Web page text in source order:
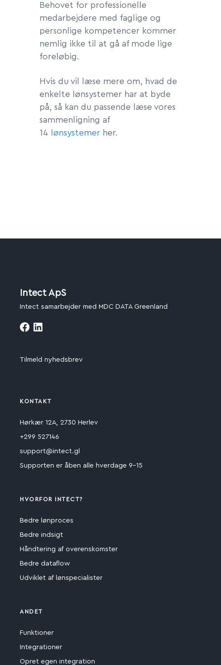
Behovet for professionelle
medarbejdere med faglige og
personlige kompetencer kommer
nemlig ikke til at gå af mode lige
foreløbig.
Hvis du vil læse mere om, hvad de
enkelte lønsystemer har at byde
på, så kan du passende læse vores
sammenligning af
14
lønsystemer her.
Intect ApS
Intect samarbejder med MDC DATA Greenland
Tilmeld nyhedsbrev
KONTAKT
Hørkær 12A, 2730 Herlev
+299 527146
support@intect.gl
Supporten er åben alle hverdage 9-15
HVORFOR INTECT?
Bedre lønproces
Bedre indsigt
Håndtering af overenskomster
Bedre dataflow
Udviklet af lønspecialister
ANDET
Funktioner
Integrationer
Opret egen integration